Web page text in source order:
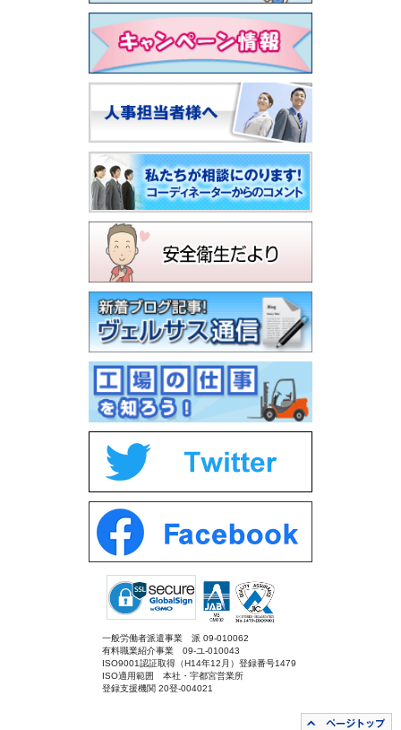
一般労働者派遣事業 派 09-010062
有料職業紹介事業 09-ユ-010043
ISO9001認証取得（H14年12月）登録番号1479
ISO適用範囲 本社・宇都宮営業所
登録支援機関 20登-004021